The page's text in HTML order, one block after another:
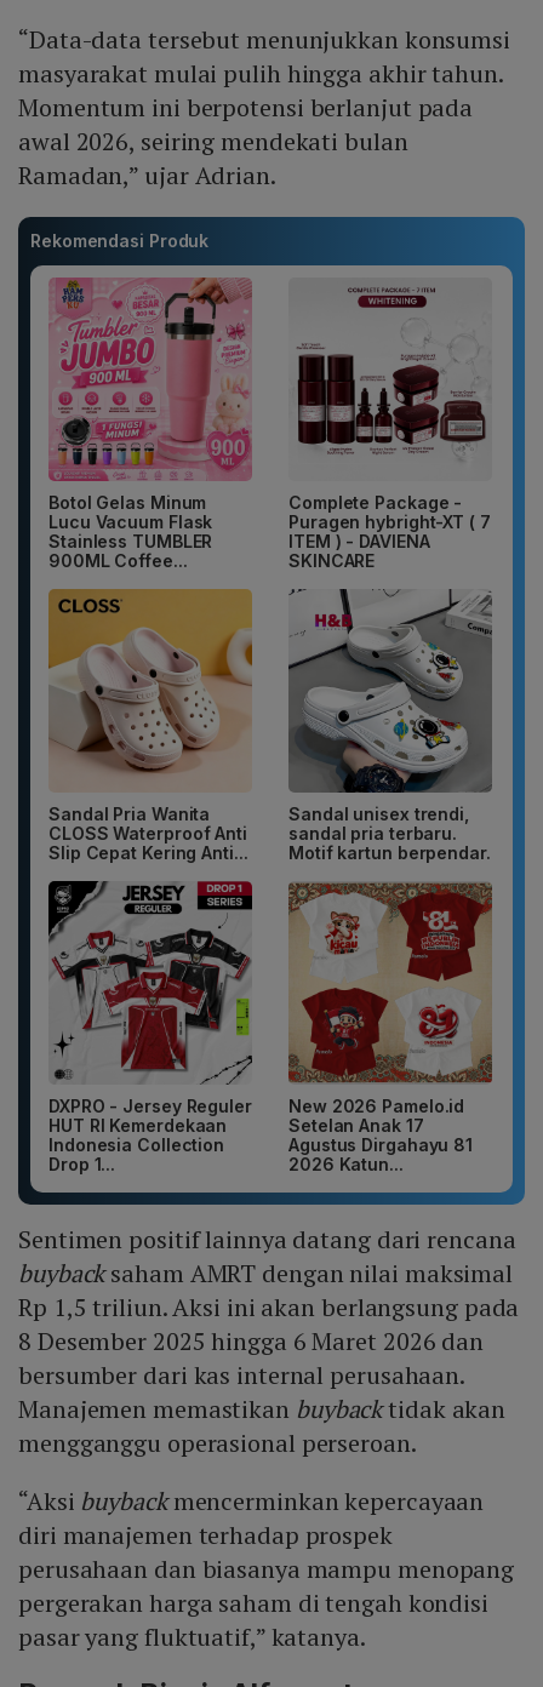
“Data-data tersebut menunjukkan konsumsi
masyarakat mulai pulih hingga akhir tahun.
Momentum ini berpotensi berlanjut pada
awal 2026, seiring mendekati bulan
Ramadan,” ujar Adrian.
Rekomendasi Produk
Botol Gelas Minum
Lucu Vacuum Flask
Stainless TUMBLER
900ML Coffee...
Complete Package -
Puragen hybright-XT ( 7
ITEM ) - DAVIENA
SKINCARE
Sandal Pria Wanita
CLOSS Waterproof Anti
Slip Cepat Kering Anti...
Sandal unisex trendi,
sandal pria terbaru.
Motif kartun berpendar.
DXPRO - Jersey Reguler
HUT RI Kemerdekaan
Indonesia Collection
Drop 1...
New 2026 Pamelo.id
Setelan Anak 17
Agustus Dirgahayu 81
2026 Katun...
Sentimen positif lainnya datang dari rencana
buybacksaham AMRT dengan nilai maksimal
Rp 1,5 triliun. Aksi ini akan berlangsung pada
8 Desember 2025 hingga 6 Maret 2026 dan
bersumber dari kas internal perusahaan.
Manajemen memastikan buybacktidak akan
mengganggu operasional perseroan.
“Aksi buybackmencerminkan kepercayaan
diri manajemen terhadap prospek
perusahaan dan biasanya mampu menopang
pergerakan harga saham di tengah kondisi
pasar yang fluktuatif,” katanya.